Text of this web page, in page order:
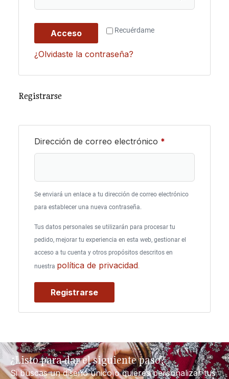
Recuérdame
Acceso
¿Olvidaste la contraseña?
Registrarse
Dirección de correo electrónico *
Se enviará un enlace a tu dirección de correo electrónico
para establecer una nueva contraseña.
Tus datos personales se utilizarán para procesar tu
pedido, mejorar tu experiencia en esta web, gestionar el
acceso a tu cuenta y otros propósitos descritos en
nuestra política de privacidad.
Registrarse
¿Listo para dar el siguiente paso?
Si buscas un diseño único o quieres personalizar tus